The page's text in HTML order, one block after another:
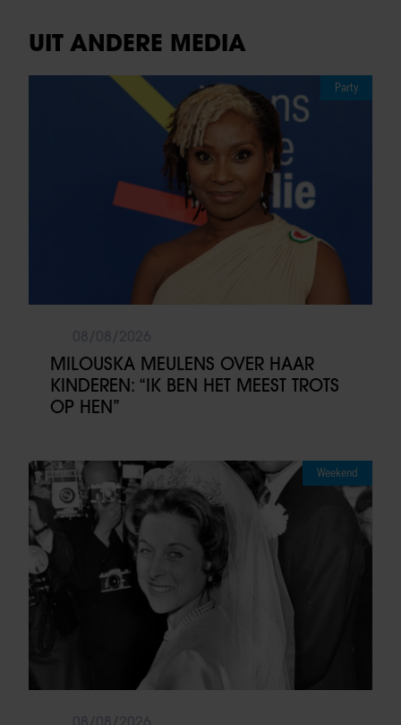
UIT ANDERE MEDIA
Party
MILOUSKA MEULENS OVER HAAR
KINDEREN: “IK BEN HET MEEST TROTS
OP HEN”
Weekend